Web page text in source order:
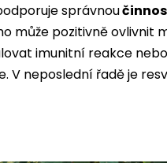
správnou
může pozitivně ovlivnit
imunitní reakce
V neposlední řadě je